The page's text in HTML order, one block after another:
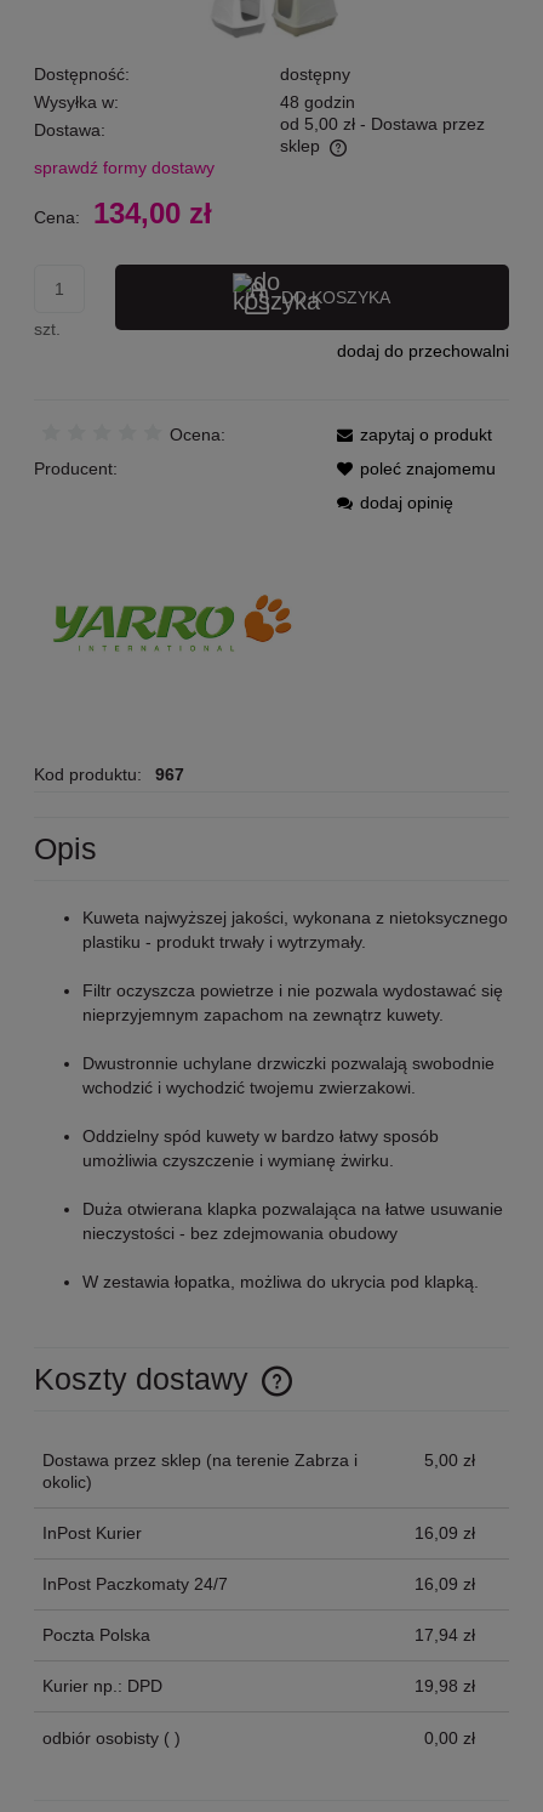
Dostępność:
dostępny
Wysyłka w:
48 godzin
Dostawa:
od 5,00 zł - Dostawa przez
sklep
Cena nie zawiera ewentualnych kosztów płatności
sprawdź formy dostawy
Cena: 134,00 zł
szt.
DO KOSZYKA
dodaj do przechowalni
Ocena:
Producent:
Kod produktu: 967
zapytaj o produkt
poleć znajomemu
dodaj opinię
Opis
Kuweta najwyższej jakości, wykonana z nietoksycznego
plastiku - produkt trwały i wytrzymały.
Filtr oczyszcza powietrze i nie pozwala wydostawać się
nieprzyjemnym zapachom na zewnątrz kuwety.
Dwustronnie uchylane drzwiczki pozwalają swobodnie
wchodzić i wychodzić twojemu zwierzakowi.
Oddzielny spód kuwety w bardzo łatwy sposób
umożliwia czyszczenie i wymianę żwirku.
Duża otwierana klapka pozwalająca na łatwe usuwanie
nieczystości - bez zdejmowania obudowy
W zestawia łopatka, możliwa do ukrycia pod klapką.
Koszty dostawy
Cena nie zawiera ewentualnych kosztów płatności
Dostawa przez sklep (na terenie Zabrza i
okolic)
5,00 zł
InPost Kurier 16,09 zł
InPost Paczkomaty 24/7 16,09 zł
Poczta Polska 17,94 zł
Kurier np.: DPD 19,98 zł
odbiór osobisty ( ) 0,00 zł